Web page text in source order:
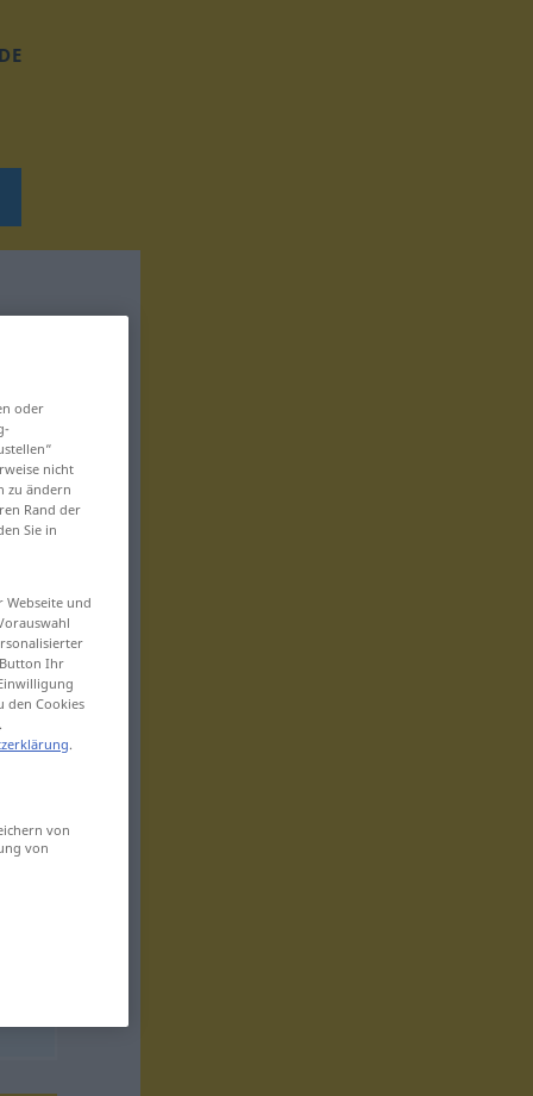
oder
nicht
zu ändern
Rand der
Sie in
und
Ihr
den Cookies
.
von
von